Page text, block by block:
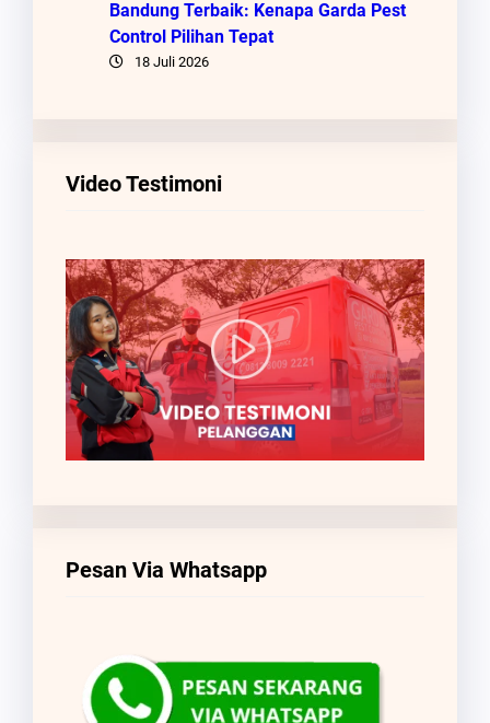
Bandung Terbaik: Kenapa Garda Pest
Control Pilihan Tepat
18 Juli 2026
Video Testimoni
Pesan Via Whatsapp